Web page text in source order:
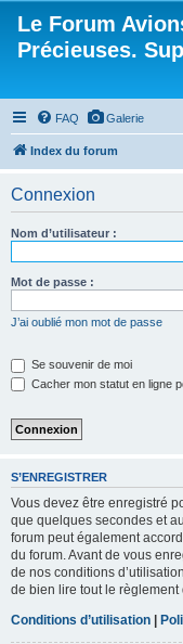
Le Forum
Précieuses.
FAQ Galerie
Index du forum
Connexion
Nom d’utilisateur :
Mot de passe :
J’ai oublié mon mot de passe
Se souvenir de moi
Cacher mon statut en ligne
S’ENREGISTRER
Vous devez être enregistré
que quelques secondes et
forum peut également
du forum. Avant de vous
de nos conditions
de bien lire tout le règlement
Conditions d’utilisation |